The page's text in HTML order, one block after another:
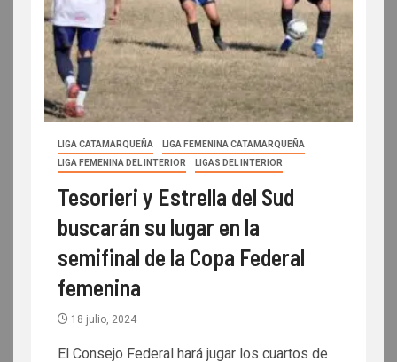
LIGA CATAMARQUEÑA
LIGA FEMENINA CATAMARQUEÑA
LIGA FEMENINA DEL INTERIOR
LIGAS DEL INTERIOR
Tesorieri y Estrella del Sud
buscarán su lugar en la
semifinal de la Copa Federal
femenina
18 julio, 2024
El Consejo Federal hará jugar los cuartos de